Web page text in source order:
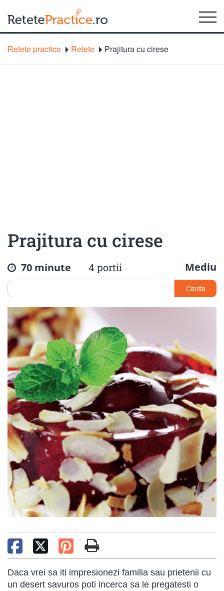
Retete practice Retete Prajitura cu cirese
Prajitura cu cirese
70 minute 4 portii Mediu
Cauta
Daca vrei sa iti impresionezi familia sau prietenii cu
un desert savuros poti incerca sa le pregatesti o